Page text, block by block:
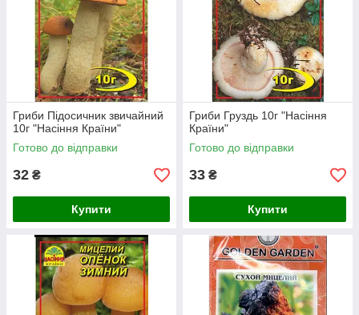
Гриби Підосичник звичайний
10г "Насіння Країни"
Готово до відправки
32 ₴
Купити
Гриби Груздь 10г "Насіння
Країни"
Готово до відправки
33 ₴
Купити